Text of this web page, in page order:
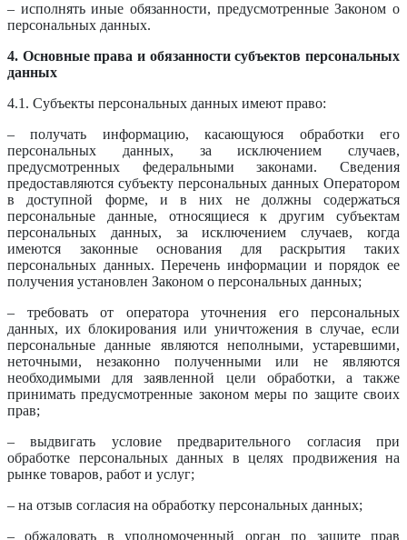
– исполнять иные обязанности, предусмотренные Законом о
персональных данных.
4. Основные права и обязанности субъектов персональных
данных
4.1. Субъекты персональных данных имеют право:
– получать информацию, касающуюся обработки его
персональных данных, за исключением случаев,
предусмотренных федеральными законами. Сведения
предоставляются субъекту персональных данных Оператором
в доступной форме, и в них не должны содержаться
персональные данные, относящиеся к другим субъектам
персональных данных, за исключением случаев, когда
имеются законные основания для раскрытия таких
персональных данных. Перечень информации и порядок ее
получения установлен Законом о персональных данных;
– требовать от оператора уточнения его персональных
данных, их блокирования или уничтожения в случае, если
персональные данные являются неполными, устаревшими,
неточными, незаконно полученными или не являются
необходимыми для заявленной цели обработки, а также
принимать предусмотренные законом меры по защите своих
прав;
– выдвигать условие предварительного согласия при
обработке персональных данных в целях продвижения на
рынке товаров, работ и услуг;
– на отзыв согласия на обработку персональных данных;
– обжаловать в уполномоченный орган по защите прав